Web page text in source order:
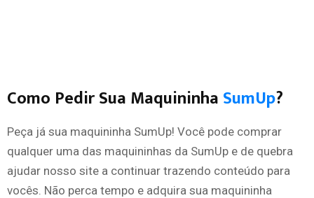
Como Pedir Sua Maquininha SumUp?
Peça já sua maquininha SumUp! Você pode comprar
qualquer uma das maquininhas da SumUp e de quebra
ajudar nosso site a continuar trazendo conteúdo para
vocês. Não perca tempo e adquira sua maquininha